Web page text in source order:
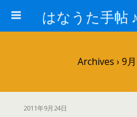
Archives › 9
2011年9月24日